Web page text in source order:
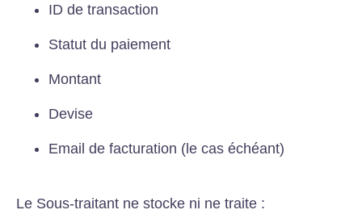
ID de transaction
Statut du paiement
Montant
Devise
Email de facturation (le cas échéant)
Le Sous-traitant ne stocke ni ne traite :